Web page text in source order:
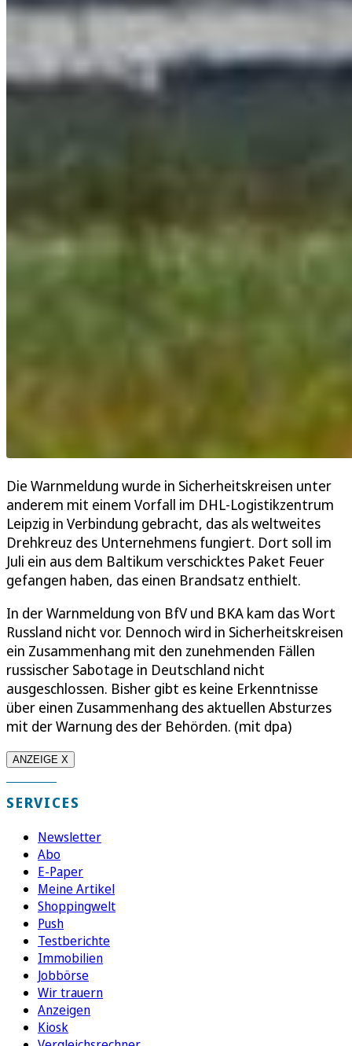
Die Warnmeldung wurde in Sicherheitskreisen unter
anderem mit einem Vorfall im DHL-Logistikzentrum
Leipzig in Verbindung gebracht, das als weltweites
Drehkreuz des Unternehmens fungiert. Dort soll im
Juli ein aus dem Baltikum verschicktes Paket Feuer
gefangen haben, das einen Brandsatz enthielt.
In der Warnmeldung von BfV und BKA kam das Wort
Russland nicht vor. Dennoch wird in Sicherheitskreisen
ein Zusammenhang mit den zunehmenden Fällen
russischer Sabotage in Deutschland nicht
ausgeschlossen. Bisher gibt es keine Erkenntnisse
über einen Zusammenhang des aktuellen Absturzes
mit der Warnung des der Behörden. (mit dpa)
ANZEIGE X
SERVICES
Newsletter
Abo
E-Paper
Meine Artikel
Shoppingwelt
Push
Testberichte
Immobilien
Jobbörse
Wir trauern
Anzeigen
Kiosk